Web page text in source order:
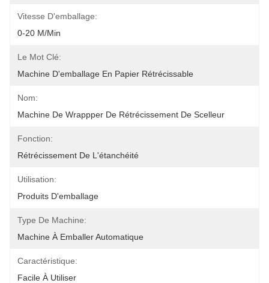
Vitesse D'emballage:
0-20 M/min
Le Mot Clé:
Machine D'emballage En Papier Rétrécissable
Nom:
Machine De Wrappper De Rétrécissement De Scelleur
Fonction:
Rétrécissement De L'étanchéité
Utilisation:
Produits D'emballage
Type De Machine:
Machine À Emballer Automatique
Caractéristique:
Facile À Utiliser